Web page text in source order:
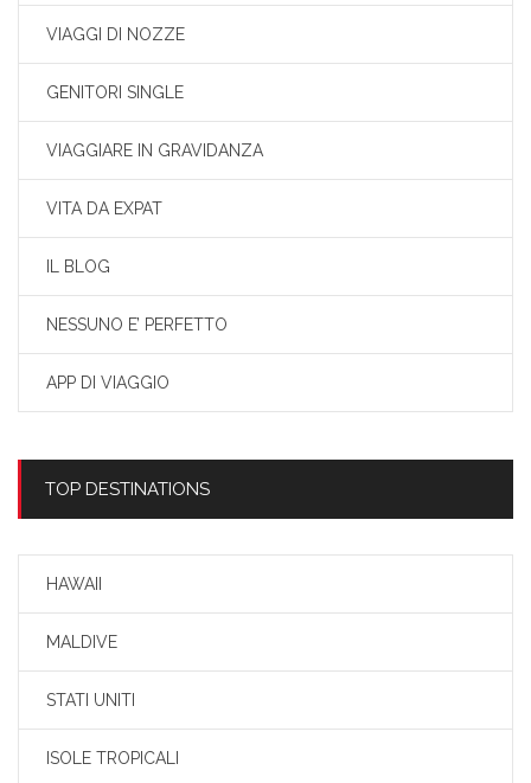
VIAGGI DI NOZZE
GENITORI SINGLE
VIAGGIARE IN GRAVIDANZA
VITA DA EXPAT
IL BLOG
NESSUNO E’ PERFETTO
APP DI VIAGGIO
TOP DESTINATIONS
HAWAII
MALDIVE
STATI UNITI
ISOLE TROPICALI